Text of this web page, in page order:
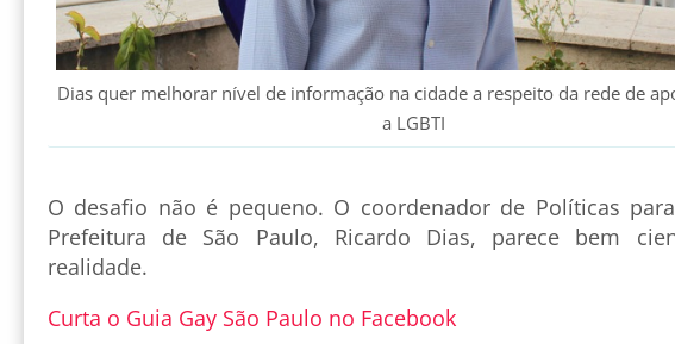
Dias quer melhorar nível de informação na cidade a respeito da rede de
a LGBTI
O desafio não é pequeno. O coordenador de Políticas
Prefeitura de São Paulo, Ricardo Dias, parece bem
realidade.
Curta o Guia Gay São Paulo no Facebook